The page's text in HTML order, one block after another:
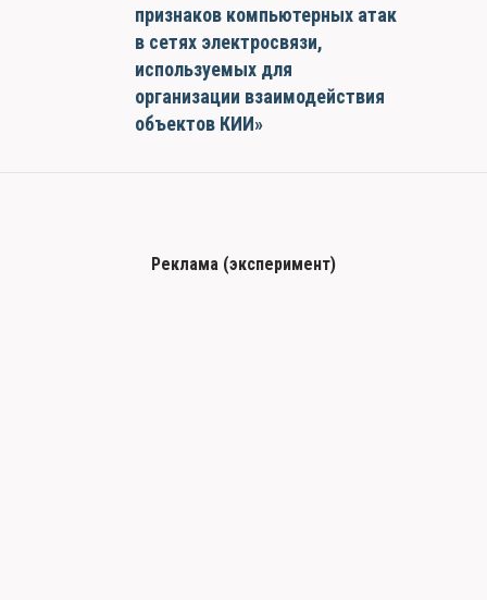
признаков компьютерных атак
в сетях электросвязи,
используемых для
организации взаимодействия
объектов КИИ»
Реклама (эксперимент)